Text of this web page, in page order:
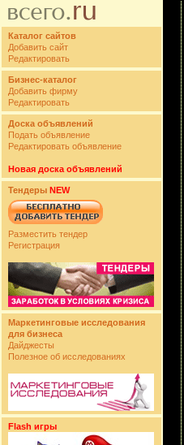
Каталог сайтов
Добавить сайт
Редактировать
Бизнес-каталог
Добавить фирму
Редактировать
Доска объявлений
Подать объявление
Редактировать объявление
Новая доска объявлений
Тендеры NEW
Разместить тендер
Регистрация
Маркетинговые исследования
для бизнеса
Дайджесты
Полезное об исследованиях
Flash игры